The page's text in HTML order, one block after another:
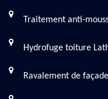
Traitement anti-
Hydrofuge toiture
Ravalement de